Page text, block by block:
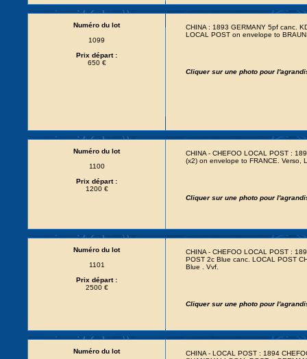
Numéro du lot
1099
Prix départ :
650 €
CHINA : 1893 GERMANY 5pf canc.
LOCAL POST on envelope to
Cliquer sur une photo pour
Numéro du lot
1100
Prix départ :
1200 €
CHINA - CHEFOO LOCAL POST :
(x2) on envelope to FRANCE. Verso,
Cliquer sur une photo pour
Numéro du lot
1101
Prix départ :
2500 €
CHINA - CHEFOO LOCAL POST :
POST 2c Blue canc. LOCAL POST
Blue . Vvf.
Cliquer sur une photo pour
Numéro du lot
CHINA - LOCAL POST : 1894